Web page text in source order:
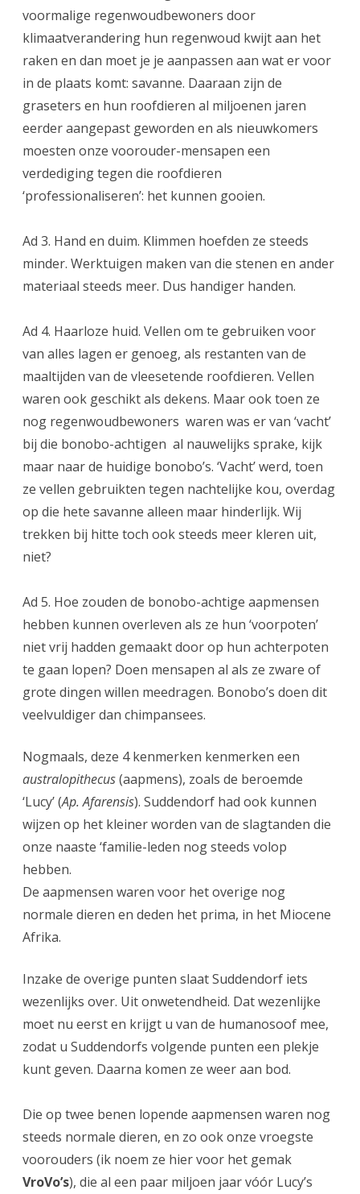
voormalige regenwoudbewoners door
klimaatverandering hun regenwoud kwijt aan het
raken en dan moet je je aanpassen aan wat er voor
in de plaats komt: savanne. Daaraan zijn de
graseters en hun roofdieren al miljoenen jaren
eerder aangepast geworden en als nieuwkomers
moesten onze voorouder-mensapen een
verdediging tegen die roofdieren
‘professionaliseren’: het kunnen gooien.
Ad 3. Hand en duim. Klimmen hoefden ze steeds
minder. Werktuigen maken van die stenen en ander
materiaal steeds meer. Dus handiger handen.
Ad 4. Haarloze huid. Vellen om te gebruiken voor
van alles lagen er genoeg, als restanten van de
maaltijden van de vleesetende roofdieren. Vellen
waren ook geschikt als dekens. Maar ook toen ze
nog regenwoudbewoners waren was er van ‘vacht’
bij die bonobo-achtigen al nauwelijks sprake, kijk
maar naar de huidige bonobo’s. ‘Vacht’ werd, toen
ze vellen gebruikten tegen nachtelijke kou, overdag
op die hete savanne alleen maar hinderlijk. Wij
trekken bij hitte toch ook steeds meer kleren uit,
niet?
Ad 5. Hoe zouden de bonobo-achtige aapmensen
hebben kunnen overleven als ze hun ‘voorpoten’
niet vrij hadden gemaakt door op hun achterpoten
te gaan lopen? Doen mensapen al als ze zware of
grote dingen willen meedragen. Bonobo’s doen dit
veelvuldiger dan chimpansees.
Nogmaals, deze 4 kenmerken kenmerken een
australopithecus(aapmens), zoals de beroemde
‘Lucy’ (Ap. Afarensis). Suddendorf had ook kunnen
wijzen op het kleiner worden van de slagtanden die
onze naaste ‘familie-leden nog steeds volop
hebben.
De aapmensen waren voor het overige nog
normale dieren en deden het prima, in het Miocene
Afrika.
Inzake de overige punten slaat Suddendorf iets
wezenlijks over. Uit onwetendheid. Dat wezenlijke
moet nu eerst en krijgt u van de humanosoof mee,
zodat u Suddendorfs volgende punten een plekje
kunt geven. Daarna komen ze weer aan bod.
Die op twee benen lopende aapmensen waren nog
steeds normale dieren, en zo ook onze vroegste
voorouders (ik noem ze hier voor het gemak
VroVo’s), die al een paar miljoen jaar vóór Lucy’s